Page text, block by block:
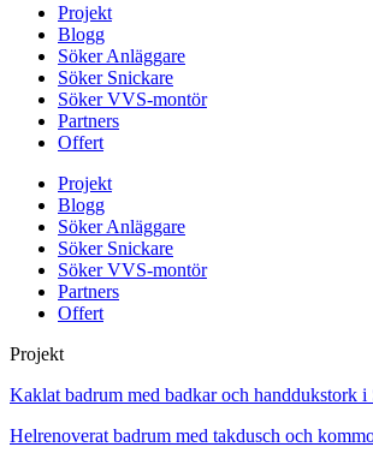
Projekt
Blogg
Söker Anläggare
Söker Snickare
Söker VVS-montör
Partners
Offert
Projekt
Blogg
Söker Anläggare
Söker Snickare
Söker VVS-montör
Partners
Offert
Projekt
Kaklat badrum med badkar och handdukstork i
Helrenoverat badrum med takdusch och